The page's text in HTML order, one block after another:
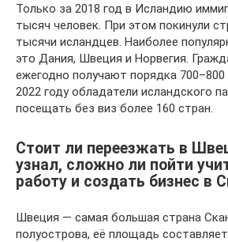
Только за 2018 год в Исландию
тысяч человек. При этом покинули
тысячи исландцев. Наиболее
это Дания, Швеция и Норвегия.
ежегодно получают порядка 700–800
2022 году обладатели исландского
посещать без виз более 160 стран.
Стоит ли переезжать в
узнал, сложно ли пойти
работу и создать бизнес в
Швеция — самая большая страна
полуострова, её площадь